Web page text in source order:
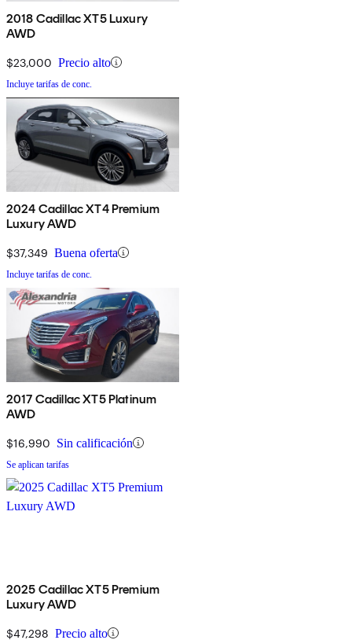
2018 Cadillac XT5 Luxury
AWD
$23,000 Precio alto
Incluye tarifas de conc.
2024 Cadillac XT4 Premium
Luxury AWD
$37,349 Buena oferta
Incluye tarifas de conc.
2017 Cadillac XT5 Platinum
AWD
$16,990 Sin calificación
Se aplican tarifas
2025 Cadillac XT5 Premium
Luxury AWD
$47,298 Precio alto